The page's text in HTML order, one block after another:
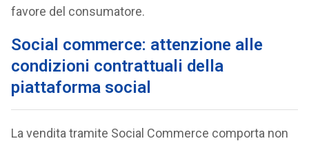
favore del consumatore.
Social commerce: attenzione alle
condizioni contrattuali della
piattaforma social
La vendita tramite Social Commerce comporta non